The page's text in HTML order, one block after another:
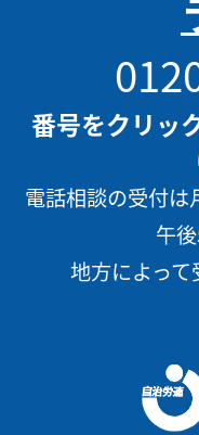
番号をクリッ
電話相談の受付は
午
地方によって